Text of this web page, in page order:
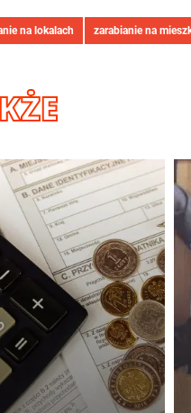
na lokalach zarabianie na